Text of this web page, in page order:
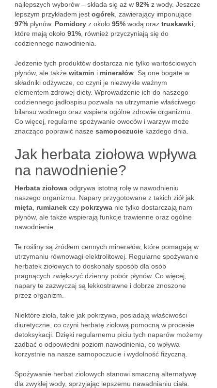
najlepszych wyborów – składa się aż w 92% z wody. Jeszcze
lepszym przykładem jest ogórek , zawierający imponujące
97% płynów. Pomidory z około 95% wodą oraz truskawki
które mają około 91% , również przyczyniają się do
codziennego nawodnienia.
Jedzenie tych produktów dostarcza nie tylko wartościowych
płynów, ale także witamin i minerałów . Są one bogate w
składniki odżywcze, co czyni je niezwykle ważnym
elementem zdrowej diety. Wprowadzenie ich do naszego
codziennego jadłospisu pozwala na utrzymanie właściwego
bilansu wodnego oraz wspiera ogólne zdrowie organizmu.
Co więcej, regularne spożywanie owoców i warzyw może
znacząco poprawić nasze samopoczucie każdego dnia.
Jak herbata ziołowa wpływa
na nawodnienie?
Herbata ziołowa odgrywa istotną rolę w nawodnieniu
naszego organizmu. Napary przygotowane z takich ziół jak
mięta rumianek czy pokrzywa nie tylko dostarczają nam
płynów, ale także wspierają funkcje trawienne oraz ogólne
nawodnienie.
Te rośliny są źródłem cennych minerałów, które pomagają w
utrzymaniu równowagi elektrolitowej. Regularne spożywanie
herbatek ziołowych to doskonały sposób dla osób
pragnących zwiększyć dzienny pobór płynów. Co więcej,
napary te zazwyczaj są lekkostrawne i dobrze znoszone
przez organizm.
Niektóre zioła, takie jak pokrzywa, posiadają właściwości
diuretyczne, co czyni herbatę ziołową pomocną w procesie
detoksykacji. Dzięki regularnemu piciu tych naparów możemy
zadbać o odpowiedni poziom nawodnienia, co wpływa
korzystnie na nasze samopoczucie i wydolność fizyczną.
Spożywanie herbat ziołowych stanowi smaczną alternatywę
dla zwykłej wody, sprzyjając lepszemu nawadnianiu ciała.